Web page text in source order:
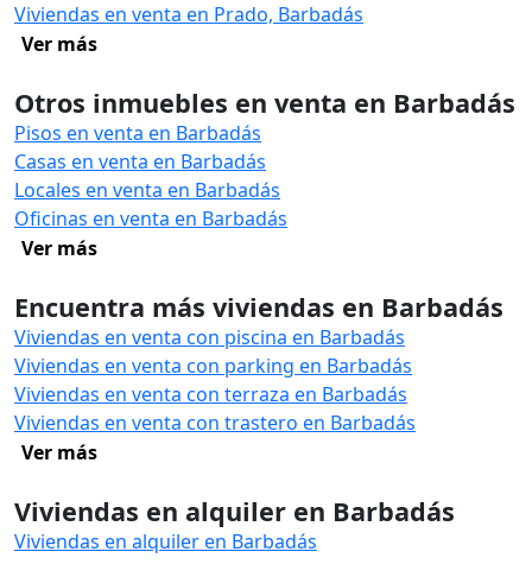
Viviendas en venta en Prado, Barbadás
Ver más
Otros inmuebles en venta en Barbadás
Pisos en venta en Barbadás
Casas en venta en Barbadás
Locales en venta en Barbadás
Oficinas en venta en Barbadás
Ver más
Encuentra más viviendas en Barbadás
Viviendas en venta con piscina en Barbadás
Viviendas en venta con parking en Barbadás
Viviendas en venta con terraza en Barbadás
Viviendas en venta con trastero en Barbadás
Ver más
Viviendas en alquiler en Barbadás
Viviendas en alquiler en Barbadás